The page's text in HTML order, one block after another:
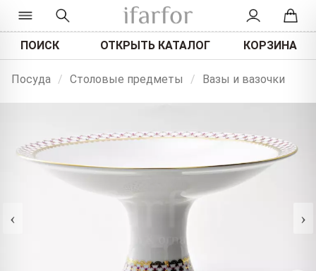
ПОИСК ОТКРЫТЬ КАТАЛОГ КОРЗИНА
Посуда / Столовые предметы / Вазы и вазочки
‹ ›